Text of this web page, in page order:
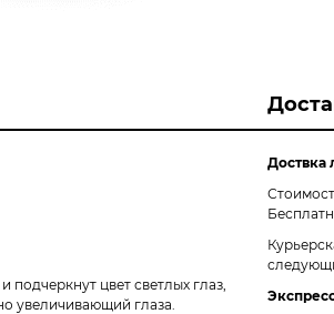
цвет светлых глаз,
увеличивающий глаза.
Доствка